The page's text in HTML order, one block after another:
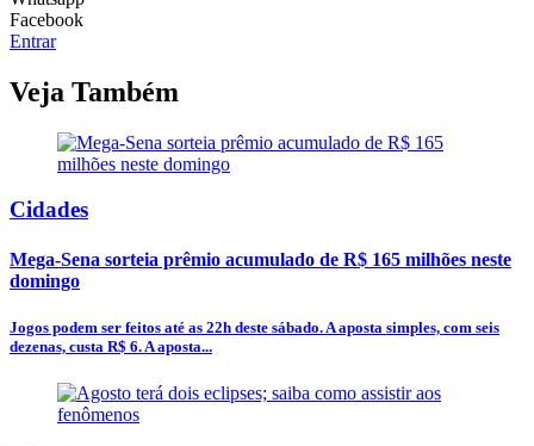
Facebook
Entrar
Veja Também
Cidades
Mega-Sena sorteia prêmio acumulado de R$ 165 milhões neste
domingo
Jogos podem ser feitos até as 22h deste sábado. A aposta simples, com seis
dezenas, custa R$ 6. A aposta...